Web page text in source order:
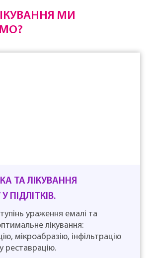
МИ
ТА ЛІКУВАННЯ
ПІДЛІТКІВ.
ураження емалі та
лікування:
мікроабразію, інфільтрацію
реставрацію.